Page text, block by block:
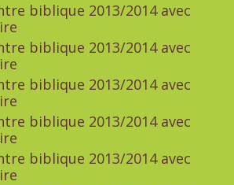
biblique 2013/2014 avec
biblique 2013/2014 avec
biblique 2013/2014 avec
biblique 2013/2014 avec
biblique 2013/2014 avec